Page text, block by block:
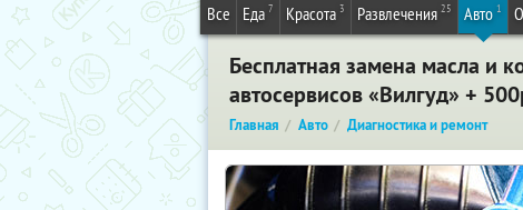
Все Еда 7 Красота 3 Развлечения 25 Авто 1
Бесплатная замена масла и
автосервисов «Вилгуд» +
Главная Авто Диагностика и ремонт